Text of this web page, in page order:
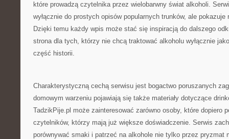
które prowadzą czytelnika przez wielobarwny świat alkoholi.
wyłącznie do prostych opisów popularnych trunków, ale pokazuje
Dzięki temu każdy wpis może stać się inspiracją do dalszego
strona dla tych, którzy nie chcą traktować alkoholu wyłącznie
część historii.
Charakterystyczną cechą serwisu jest bogactwo poruszanych
domowym warzeniu pojawiają się także materiały dotyczące
TadzikPije.pl może zainteresować zarówno osoby, które dopiero
czytelników, którzy mają już większe doświadczenie. Serwis
porównywać smaki i patrzeć na alkohole nie tylko przez pryzmat